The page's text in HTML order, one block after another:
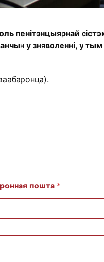
пенітэнцыярнай
у зняволенні, у
пошта *